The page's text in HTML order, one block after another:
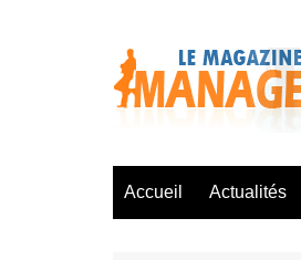
Accueil Actualités